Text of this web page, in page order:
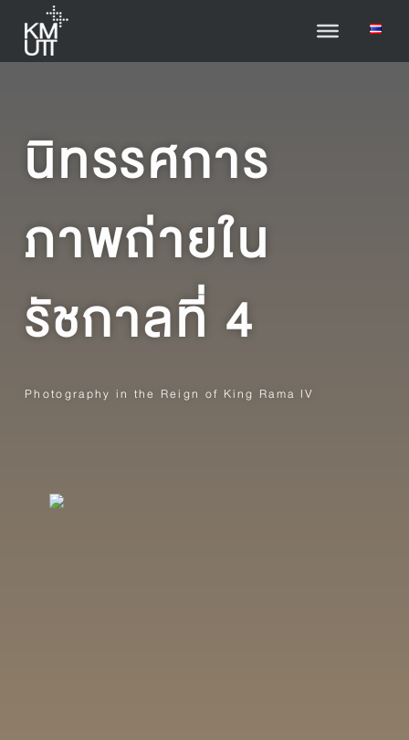
นิทรรศการ
ภาพถ่ายใน
รัชกาลที่ 4
Photography in the Reign of King Rama IV